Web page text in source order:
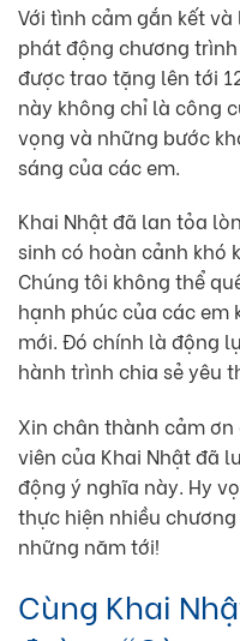
Với tình cảm gắn kết
phát động chương
được trao tặng lên tới
này không chỉ là công
vọng và những bước
sáng của các em.
Khai Nhật đã lan tỏa
sinh có hoàn cảnh khó
Chúng tôi không thể
hạnh phúc của các em
mới. Đó chính là động
hành trình chia sẻ yêu
Xin chân thành cảm
viên của Khai Nhật đã
động ý nghĩa này. Hy
thực hiện nhiều
những năm tới!
Cùng Khai